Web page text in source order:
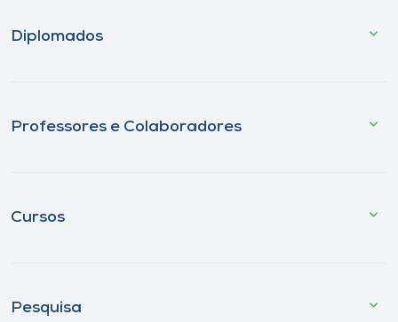
Diplomados
Professores e Colaboradores
Cursos
Pesquisa